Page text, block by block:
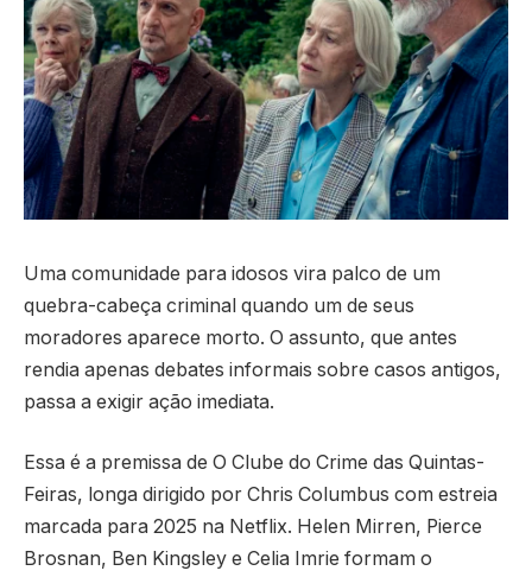
Uma comunidade para idosos vira palco de um
quebra-cabeça criminal quando um de seus
moradores aparece morto. O assunto, que antes
rendia apenas debates informais sobre casos antigos,
passa a exigir ação imediata.
Essa é a premissa de O Clube do Crime das Quintas-
Feiras, longa dirigido por Chris Columbus com estreia
marcada para 2025 na Netflix. Helen Mirren, Pierce
Brosnan, Ben Kingsley e Celia Imrie formam o